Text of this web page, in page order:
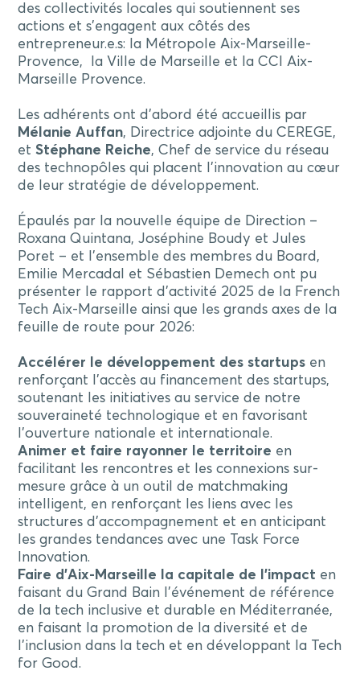
des collectivités locales qui soutiennent ses
actions et s’engagent aux côtés des
entrepreneur.e.s: la Métropole Aix-Marseille-
Provence, la Ville de Marseille et la CCI Aix-
Marseille Provence.
Les adhérents ont d’abord été accueillis par
Mélanie Auffan, Directrice adjointe du CEREGE,
et Stéphane Reiche, Chef de service du réseau
des technopôles qui placent l’innovation au cœur
de leur stratégie de développement.
Épaulés par la nouvelle équipe de Direction –
Roxana Quintana, Joséphine Boudy et Jules
Poret – et l’ensemble des membres du Board,
Emilie Mercadal et Sébastien Demech ont pu
présenter le rapport d’activité 2025 de la French
Tech Aix-Marseille ainsi que les grands axes de la
feuille de route pour 2026:
Accélérer le développement des startups en
renforçant l’accès au financement des startups,
soutenant les initiatives au service de notre
souveraineté technologique et en favorisant
l’ouverture nationale et internationale.
Animer et faire rayonner le territoire en
facilitant les rencontres et les connexions sur-
mesure grâce à un outil de matchmaking
intelligent, en renforçant les liens avec les
structures d’accompagnement et en anticipant
les grandes tendances avec une Task Force
Innovation.
Faire d’Aix-Marseille la capitale de l’impact en
faisant du Grand Bain l’événement de référence
de la tech inclusive et durable en Méditerranée,
en faisant la promotion de la diversité et de
l’inclusion dans la tech et en développant la Tech
for Good.